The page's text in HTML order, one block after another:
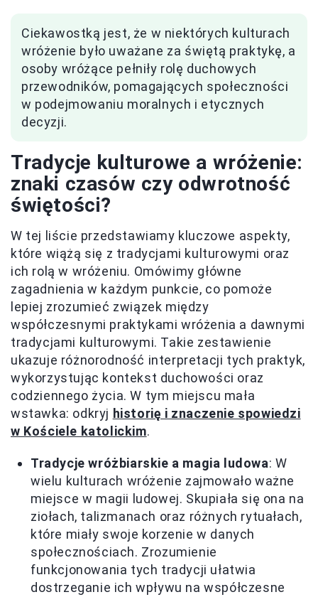
Ciekawostką jest, że w niektórych kulturach
wróżenie było uważane za świętą praktykę, a
osoby wróżące pełniły rolę duchowych
przewodników, pomagających społeczności
w podejmowaniu moralnych i etycznych
decyzji.
Tradycje kulturowe a wróżenie:
znaki czasów czy odwrotność
świętości?
W tej liście przedstawiamy kluczowe aspekty,
które wiążą się z tradycjami kulturowymi oraz
ich rolą w wróżeniu. Omówimy główne
zagadnienia w każdym punkcie, co pomoże
lepiej zrozumieć związek między
współczesnymi praktykami wróżenia a dawnymi
tradycjami kulturowymi. Takie zestawienie
ukazuje różnorodność interpretacji tych praktyk,
wykorzystując kontekst duchowości oraz
codziennego życia. W tym miejscu mała
wstawka: odkryj historię i znaczenie spowiedzi
w Kościele katolickim.
Tradycje wróżbiarskie a magia ludowa: W
wielu kulturach wróżenie zajmowało ważne
miejsce w magii ludowej. Skupiała się ona na
ziołach, talizmanach oraz różnych rytuałach,
które miały swoje korzenie w danych
społecznościach. Zrozumienie
funkcjonowania tych tradycji ułatwia
dostrzeganie ich wpływu na współczesne